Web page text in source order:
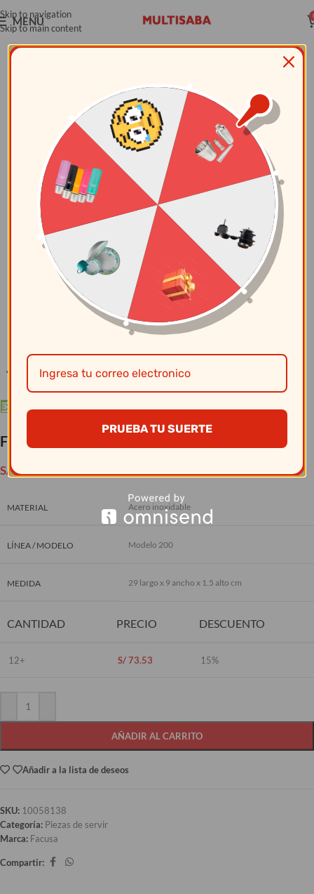
Skip to navigation
Skip to main content
MENÚ
Facusa – Cucharon S.Sopa Mod.200-19
S/86.50
MATERIAL Acero inoxidable
LÍNEA / MODELO Modelo 200
MEDIDA 29 largo x 9 ancho x 1.5 alto cm
CANTIDAD PRECIO DESCUENTO
12+ S/73.53 15%
AÑADIR AL CARRITO
Añadir a la lista de deseos
SKU: 10058138
Categoría: Piezas de servir
Marca: Facusa
Compartir:
PRUEBA TU SUERTE